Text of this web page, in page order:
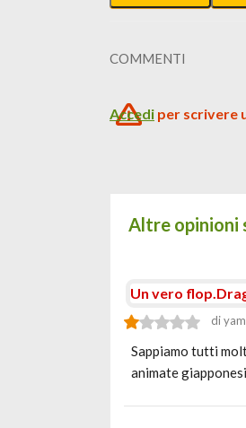
COMMENTI
Accedi per scrivere
Altre opinioni
Un vero
di
Sappiamo tutti
animate